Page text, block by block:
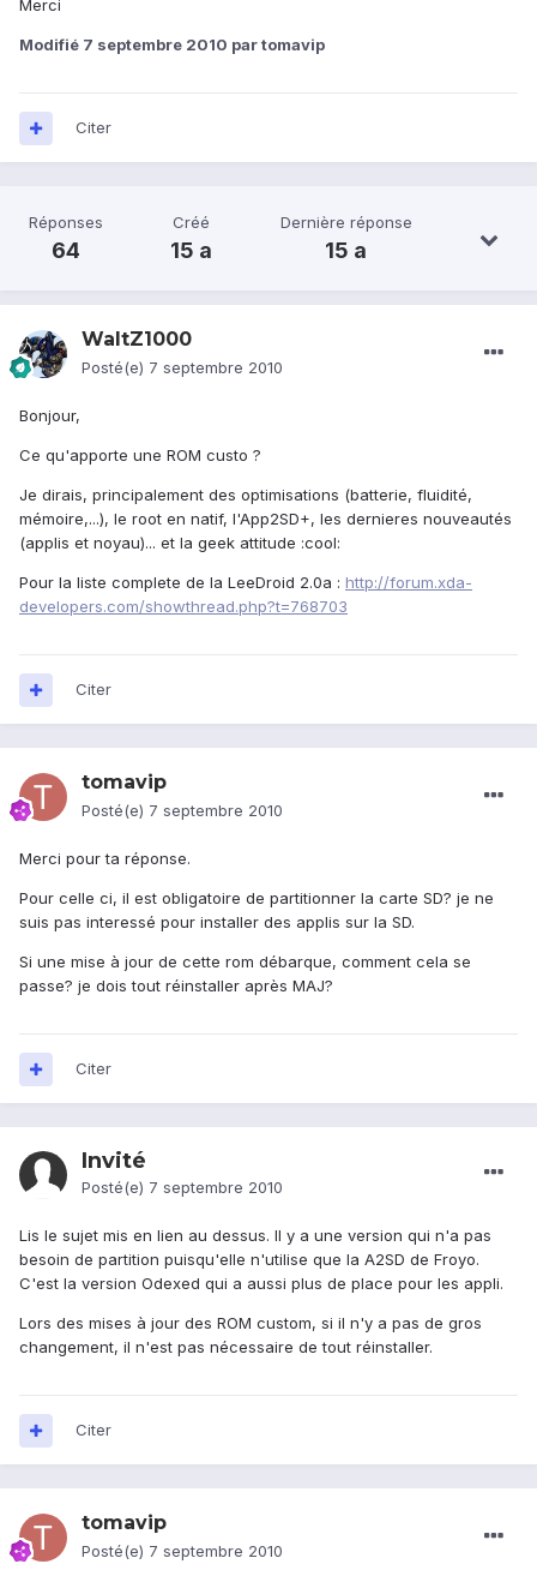
Merci
Modifié 7 septembre 2010 par tomavip
Citer
Réponses
64
Créé
15 a
Dernière réponse
15 a
WaltZ1000
Posté(e) 7 septembre 2010
Bonjour,
Ce qu'apporte une ROM custo ?
Je dirais, principalement des optimisations (batterie, fluidité,
mémoire,...), le root en natif, l'App2SD+, les dernieres nouveautés
(applis et noyau)... et la geek attitude :cool:
Pour la liste complete de la LeeDroid 2.0a : http://forum.xda-
developers.com/showthread.php?t=768703
Citer
tomavip
Posté(e) 7 septembre 2010
Merci pour ta réponse.
Pour celle ci, il est obligatoire de partitionner la carte SD? je ne
suis pas interessé pour installer des applis sur la SD.
Si une mise à jour de cette rom débarque, comment cela se
passe? je dois tout réinstaller après MAJ?
Citer
Invité
Posté(e) 7 septembre 2010
Lis le sujet mis en lien au dessus. Il y a une version qui n'a pas
besoin de partition puisqu'elle n'utilise que la A2SD de Froyo.
C'est la version Odexed qui a aussi plus de place pour les appli.
Lors des mises à jour des ROM custom, si il n'y a pas de gros
changement, il n'est pas nécessaire de tout réinstaller.
Citer
tomavip
Posté(e) 7 septembre 2010